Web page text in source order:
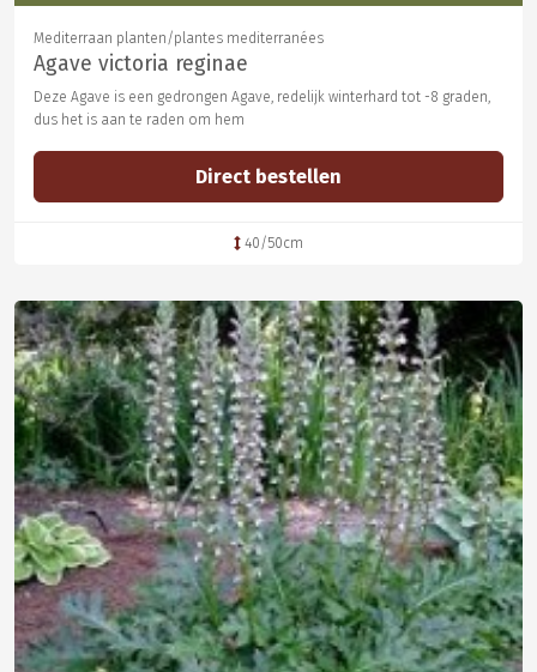
Mediterraan planten/plantes mediterranées
Agave victoria reginae
Deze Agave is een gedrongen Agave, redelijk winterhard tot -8 graden,
dus het is aan te raden om hem
Direct bestellen
40/50cm